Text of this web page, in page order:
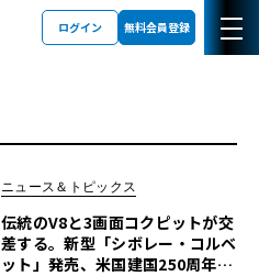
ログイン 無料会員登録
ニュース＆トピックス
伝統のV8と3画面コクピットが交
差する。新型「シボレー・コルベ
ット」発売、米国建国250周年記